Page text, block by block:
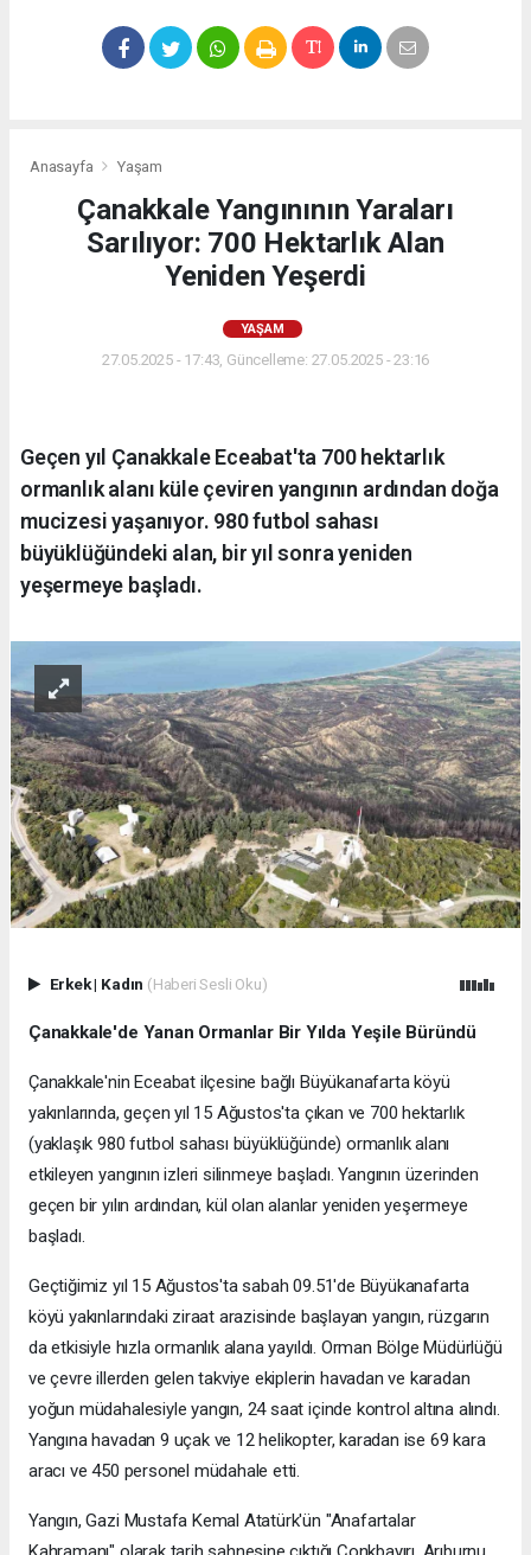
Anasayfa Yaşam
Çanakkale Yangınının Yaraları
Sarılıyor: 700 Hektarlık Alan
Yeniden Yeşerdi
YAŞAM
27.05.2025 - 17:43, Güncelleme: 27.05.2025 - 23:16
Geçen yıl Çanakkale Eceabat'ta 700 hektarlık
ormanlık alanı küle çeviren yangının ardından doğa
mucizesi yaşanıyor. 980 futbol sahası
büyüklüğündeki alan, bir yıl sonra yeniden
yeşermeye başladı.
Erkek| Kadın (Haberi Sesli Oku)
Çanakkale'de Yanan Ormanlar Bir Yılda Yeşile Büründü
Çanakkale'nin Eceabat ilçesine bağlı Büyükanafarta köyü
yakınlarında, geçen yıl 15 Ağustos'ta çıkan ve 700 hektarlık
(yaklaşık 980 futbol sahası büyüklüğünde) ormanlık alanı
etkileyen yangının izleri silinmeye başladı. Yangının üzerinden
geçen bir yılın ardından, kül olan alanlar yeniden yeşermeye
başladı.
Geçtiğimiz yıl 15 Ağustos'ta sabah 09.51'de Büyükanafarta
köyü yakınlarındaki ziraat arazisinde başlayan yangın, rüzgarın
da etkisiyle hızla ormanlık alana yayıldı. Orman Bölge Müdürlüğü
ve çevre illerden gelen takviye ekiplerin havadan ve karadan
yoğun müdahalesiyle yangın, 24 saat içinde kontrol altına alındı.
Yangına havadan 9 uçak ve 12 helikopter, karadan ise 69 kara
aracı ve 450 personel müdahale etti.
Yangın, Gazi Mustafa Kemal Atatürk'ün "Anafartalar